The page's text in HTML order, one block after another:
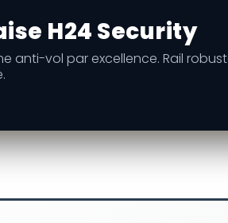
H24 Security
anti-vol par excellence. Rail